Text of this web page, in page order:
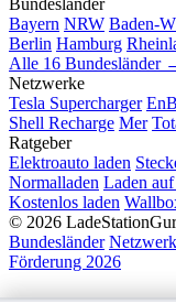
Bayern NRW Baden-
Berlin Hamburg
Alle 16 Bundesländer
Netzwerke
Tesla Supercharger
Shell Recharge Mer
Ratgeber
Elektroauto laden
Normalladen Laden
Kostenlos laden
© 2026
Bundesländer
Förderung 2026